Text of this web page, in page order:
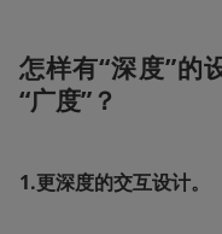
怎样有“深度”的
“广度”？
1.更深度的交互设计。